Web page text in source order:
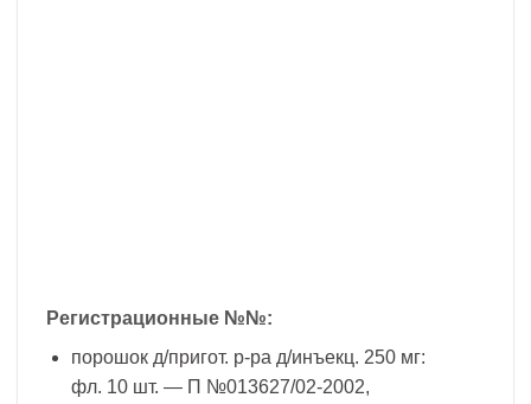
Регистрационные №№:
порошок д/пригот. р-ра д/инъекц. 250 мг:
фл. 10 шт. — П №013627/02-2002,